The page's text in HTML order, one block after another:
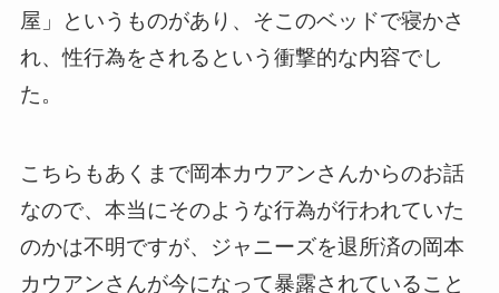
屋」というものがあり、そこのベッドで寝かさ
れ、性行為をされるという衝撃的な内容でし
た。
こちらもあくまで岡本カウアンさんからのお話
なので、本当にそのような行為が行われていた
のかは不明ですが、ジャニーズを退所済の岡本
カウアンさんが今になって暴露されていること